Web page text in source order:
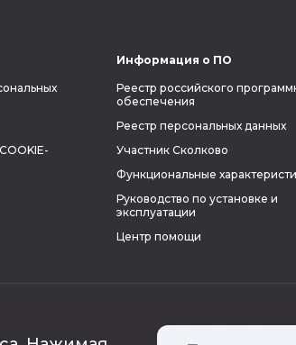
Информация о ПО
Реестр российского
обеспечения
Реестр персональных данных
Участник Сколково
Функциональные
Руководство по установке и
эксплуатации
Центр помощи